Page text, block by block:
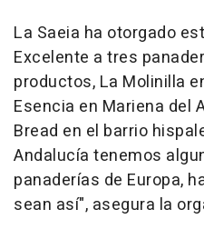
La Saeia ha otorgado
Excelente a tres
productos, La Molinilla
Esencia en Mariena del
Bread en el barrio
Andalucía tenemos
panaderías de Europa,
sean así", asegura la